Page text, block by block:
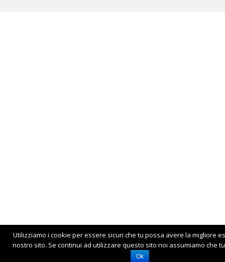
Utilizziamo i cookie per essere sicuri che tu possa avere la migliore
nostro sito. Se continui ad utilizzare questo sito noi assumiamo che
Ok